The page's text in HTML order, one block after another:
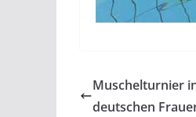
Muschelturnier
deutschen